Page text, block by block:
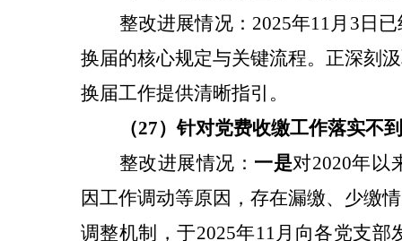
整改进展情况：2025年11月3日
换届的核心规定与关键流程。正深刻
换届工作提供清晰指引。
（27）针对党费收缴工作落实不
整改进展情况： 一是对2020年以
因工作调动等原因，存在漏缴、少缴
调整机制，于2025年11月向各党支